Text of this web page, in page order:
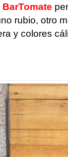
BarTomate
rubio, otro
y colores